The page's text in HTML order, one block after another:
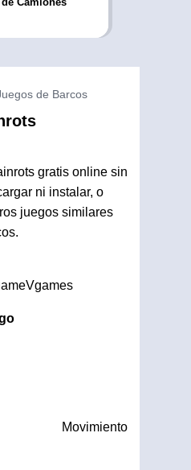
de Barcos
gratis online sin
ni instalar, o
juegos similares
Movimiento